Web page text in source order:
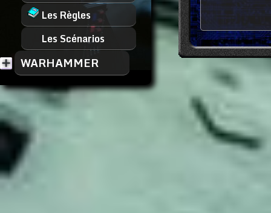
Les Règles
Les Scénarios
WARHAMMER